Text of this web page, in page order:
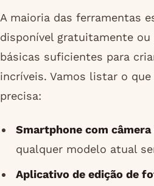
A maioria das ferramentas
disponível gratuitamente ou
básicas suficientes para
incríveis. Vamos listar o
precisa:
Smartphone com câmera
qualquer modelo atual
Aplicativo de edição de